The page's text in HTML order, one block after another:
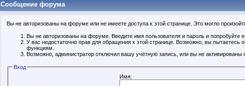
Сообщение форума
Вы не авторизованы на форуме или не имеете доступа к этой странице. Это могло
Вы не авторизованы на форуме. Введите имя пользователя и пароль и попробуйте
У вас недостаточно прав для обращения к этой странице. Возможно, вы пытаетесь
функциям.
Возможно, администратор отключил вашу учётную запись, или вы не активированы
Вход
Имя: